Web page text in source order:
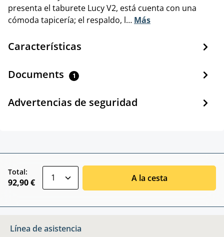
presenta el taburete Lucy V2, está cuenta con una
cómoda tapicería; el respaldo, l… Más
Características
Documents 1
Advertencias de seguridad
Total:
92,90 € A la cesta
Línea de asistencia